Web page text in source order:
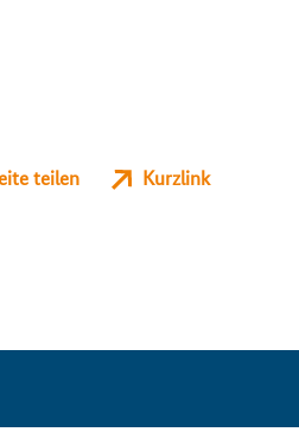
teilen Kurzlink